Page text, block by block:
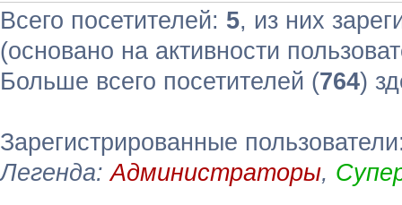
Всего посетителей: 5, из них
(основано на активности
Больше всего посетителей (764)
Зарегистрированные
Легенда:Администраторы,